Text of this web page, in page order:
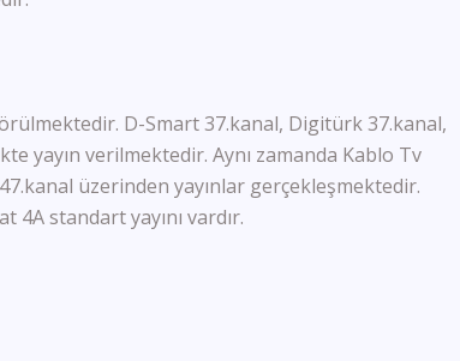
TvEM
Pamukkale Tv
Nasa Tv
D-Smart 37.kanal, Digitürk 37.kanal,
yayın verilmektedir. Aynı zamanda Kablo Tv
üzerinden yayınlar gerçekleşmektedir.
standart yayını vardır.